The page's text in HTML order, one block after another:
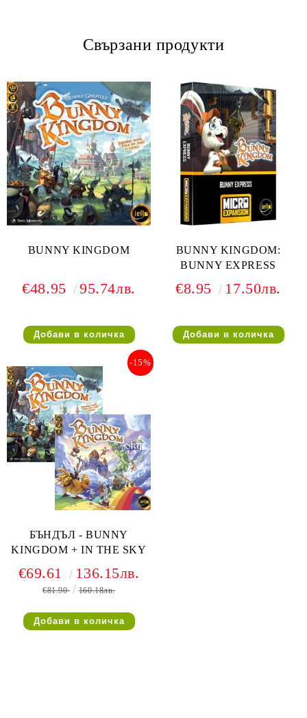
Свързани продукти
BUNNY KINGDOM
€48.95 95.74лв.
BUNNY KINGDOM:
BUNNY EXPRESS
€8.95 17.50лв.
БЪНДЪЛ - BUNNY
KINGDOM + IN THE SKY
-15%
€69.61 136.15лв.
€81.90 160.18лв.